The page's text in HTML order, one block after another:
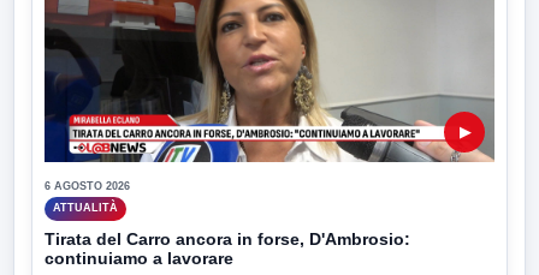
▶
6 AGOSTO 2026
ATTUALITÀ
Tirata del Carro ancora in forse, D'Ambrosio:
continuiamo a lavorare